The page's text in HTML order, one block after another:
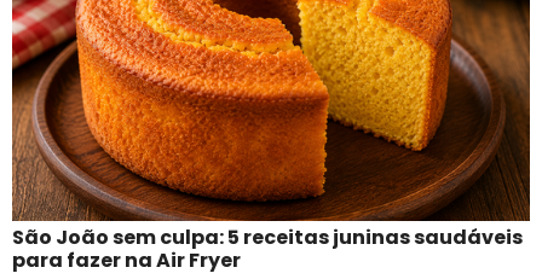
São João sem culpa: 5 receitas juninas saudáveis
para fazer na Air Fryer